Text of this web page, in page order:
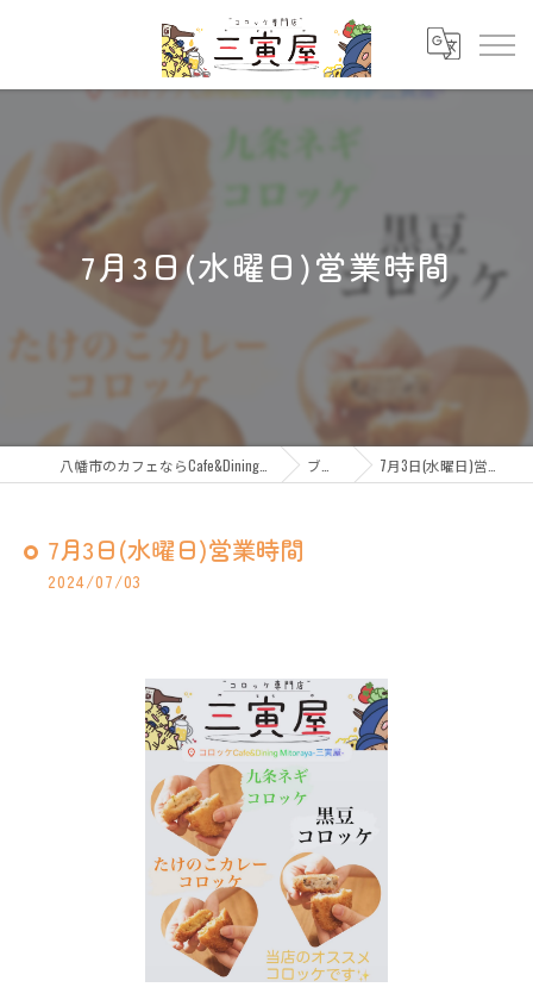
7月3日(水曜日)営業時間
ブログ 7月3日(水曜日)営業時間
7月3日(水曜日)営業時間
2024/07/03